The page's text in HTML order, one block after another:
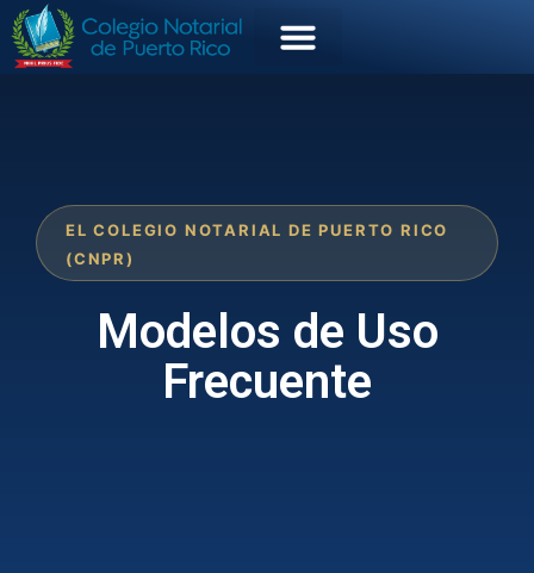
EL COLEGIO NOTARIAL DE PUERTO RICO
(CNPR)
Modelos de Uso
Frecuente